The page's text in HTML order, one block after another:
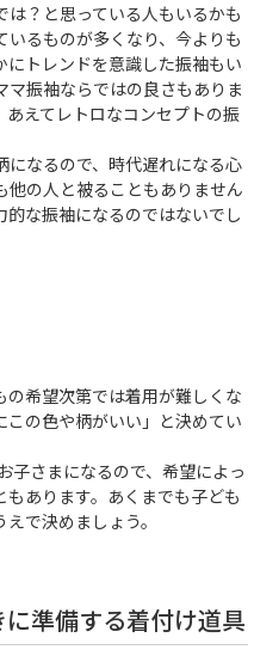
？と思っている人もいるかも
るものが多くなり、今よりも
トレンドを意識した振袖もい
振袖ならではの良さもありま
えてレトロなコンセプトの振
になるので、時代遅れになる心
の人と被ることもありません
な振袖になるのではないでし
希望次第では着用が難しくな
の色や柄がいい」と決めてい
子さまになるので、希望によっ
あります。あくまでも子ども
で決めましょう。
準備する着付け道具